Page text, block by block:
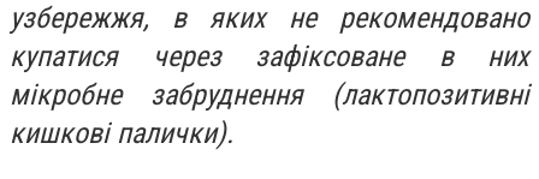
узбережжя, в яких не рекомендовано
купатися через зафіксоване в них
мікробне забруднення (лактопозитивні
кишкові палички).